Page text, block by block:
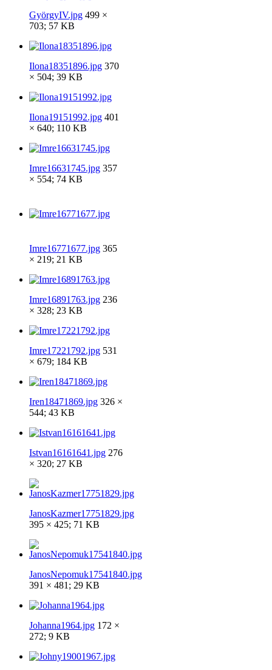
GyörgyIV.jpg 499 ×
703; 57 KB
Ilona18351896.jpg 370
× 504; 39 KB
Ilona19151992.jpg 401
× 640; 110 KB
Imre16631745.jpg 357
× 554; 74 KB
Imre16771677.jpg 365
× 219; 21 KB
Imre16891763.jpg 236
× 328; 23 KB
Imre17221792.jpg 531
× 679; 184 KB
Iren18471869.jpg 326 ×
544; 43 KB
Istvan16161641.jpg 276
× 320; 27 KB
JanosKazmer17751829.jpg
395 × 425; 71 KB
JanosNepomuk17541840.jpg
391 × 481; 29 KB
Johanna1964.jpg 172 ×
272; 9 KB